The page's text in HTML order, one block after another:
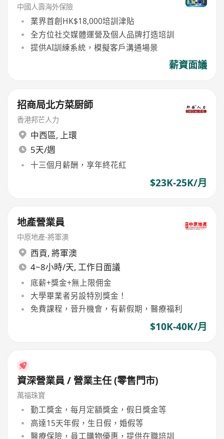
中國人壽海外保險
業界首創HK$18,000培訓津貼
全方位社交媒體運營及個人品牌打造培訓
提供AI訓練系統，模擬客戶溝通場景
薪資面議
招商局北方菜厨師
香港邦芒人力
中西區, 上環
5天/週
十三個月薪酬，享年終花紅
$23K-25K/月
地產營業員
中原地產-將軍澳
西貢, 將軍澳
4~8小時/天, 工作日面議
底薪+獎金+無上限佣金
大學畢業者另設特別獎金！
免費課程，晉升機會，有薪假期，醫療福利
$10K-40K/月
資深營業員 / 營業主任 (零售門市)
萬福珠寶
勤工獎金，每月定額獎金，假日獎金等
高達15天年假，生日假，婚假等
醫療保險，員工購物優惠，提供在職培訓